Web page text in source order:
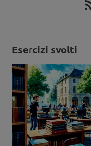
Esercizi svolti